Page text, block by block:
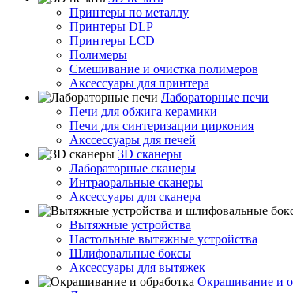
Принтеры по металлу
Принтеры DLP
Принтеры LCD
Полимеры
Смешивание и очистка полимеров
Аксессуары для принтера
Лабораторные печи
Печи для обжига керамики
Печи для синтеризации циркония
Акссессуары для печей
3D сканеры
Лабораторные сканеры
Интраоральные сканеры
Аксессуары для сканера
Вытяжные устройства
Настольные вытяжные устройства
Шлифовальные боксы
Аксессуары для вытяжек
Окрашивание и